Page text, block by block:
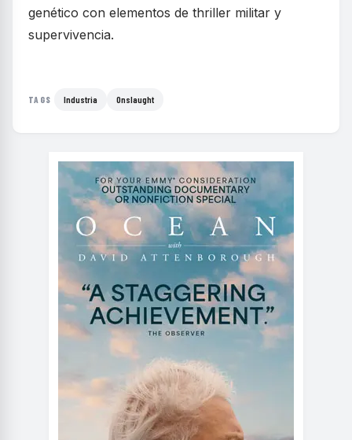
genético con elementos de thriller militar y
supervivencia.
TAGS Industria Onslaught